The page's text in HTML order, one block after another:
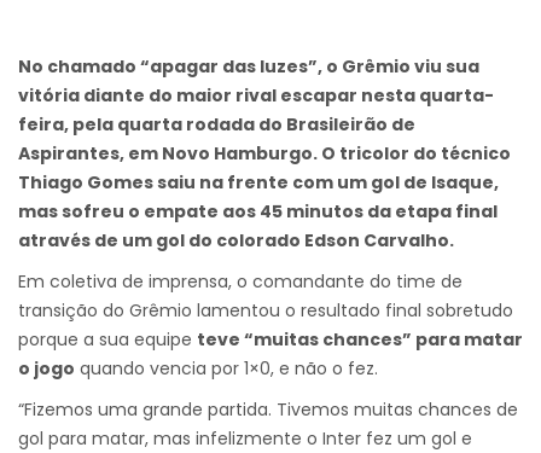
No chamado “apagar das luzes”, o Grêmio viu sua
vitória diante do maior rival escapar nesta quarta-
feira, pela quarta rodada do Brasileirão de
Aspirantes, em Novo Hamburgo. O tricolor do técnico
Thiago Gomes saiu na frente com um gol de Isaque,
mas sofreu o empate aos 45 minutos da etapa final
através de um gol do colorado Edson Carvalho.
Em coletiva de imprensa, o comandante do time de
transição do Grêmio lamentou o resultado final sobretudo
porque a sua equipe teve “muitas chances” para matar
o jogo quando vencia por 1×0, e não o fez.
“Fizemos uma grande partida. Tivemos muitas chances de
gol para matar, mas infelizmente o Inter fez um gol e